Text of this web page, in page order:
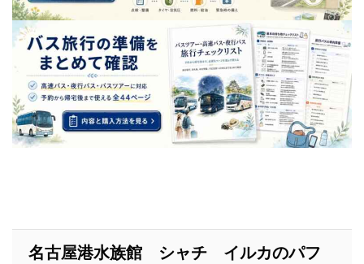
名古屋港水族館 シャチ イルカのパフ